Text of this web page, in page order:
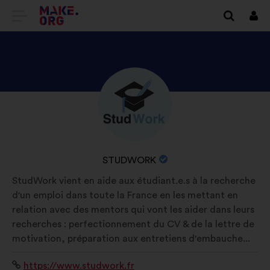
PREJSŤ
DOMOVSKÚ
STRÁNKU
MAKE.ORG
sa
ZOZNÁMTE
PROFILOM
NÁZOV
ORGANIZÁCIE:
STUDWORK
Životopis:
StudWork vient en aide aux étudiant.e.s à la recherche
d'un emploi dans toute la France en les mettant en
relation avec des mentors qui vont les aider dans leurs
recherches : perfectionnement du CV & de la lettre de
motivation, préparation aux entretiens d'embauche...
Internetová
https://www.studwork.fr